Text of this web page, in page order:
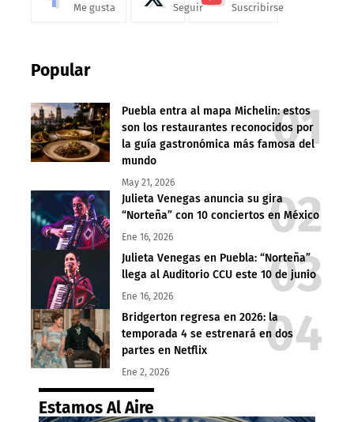
Me gusta Seguir Suscribirse
Popular
Puebla entra al mapa Michelin: estos
son los restaurantes reconocidos por
la guía gastronómica más famosa del
mundo
May 21, 2026
Julieta Venegas anuncia su gira
“Norteña” con 10 conciertos en México
Ene 16, 2026
Julieta Venegas en Puebla: “Norteña”
llega al Auditorio CCU este 10 de junio
Ene 16, 2026
Bridgerton regresa en 2026: la
temporada 4 se estrenará en dos
partes en Netflix
Ene 2, 2026
Estamos Al Aire